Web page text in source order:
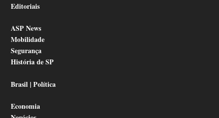
Editoriais
ASP News
Mobilidade
Segurança
História de SP
Brasil | Política
Economia